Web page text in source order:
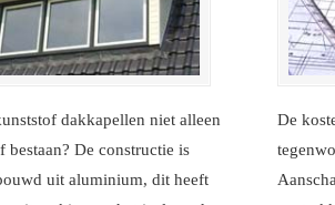
dakkapellen niet alleen
bestaan? De constructie is
uit aluminium, dit heeft
De